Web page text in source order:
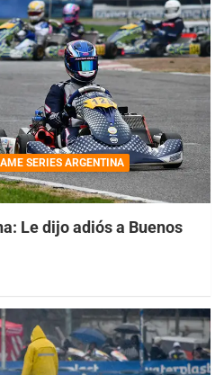
SERIES ARGENTINA
Le dijo adiós a Buenos